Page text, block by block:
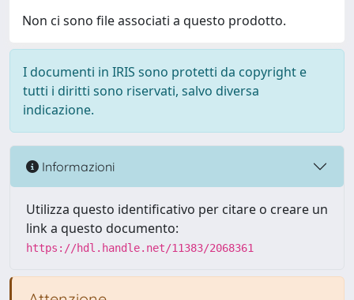
Non ci sono file associati a questo prodotto.
I documenti in IRIS sono protetti da copyright e
tutti i diritti sono riservati, salvo diversa
indicazione.
Informazioni
Utilizza questo identificativo per citare o creare un
link a questo documento:
https://hdl.handle.net/11383/2068361